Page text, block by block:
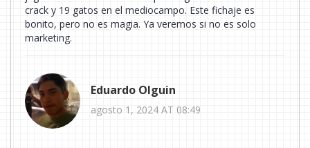
crack y 19 gatos en el mediocampo. Este fichaje es
bonito, pero no es magia. Ya veremos si no es solo
marketing.
Eduardo Olguin
agosto 1, 2024 AT 08:49